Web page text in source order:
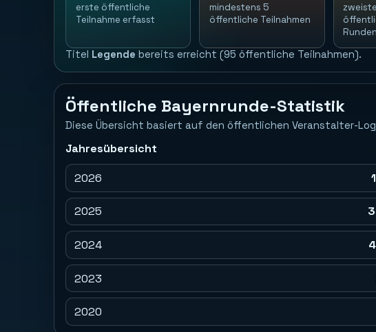
erste öffentliche
Teilnahme erfasst
mindestens 5
öffentliche Teilnahmen
Titel Legende bereits erreicht (95 öffentliche Teilnahmen).
Öffentliche Bayernrunde-Statistik
Diese Übersicht basiert auf den öffentlichen Veranstalter-
Jahresübersicht
2026
2025
2024
2023
2020